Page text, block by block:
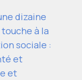
dizaine
à la
sociale :
et
et